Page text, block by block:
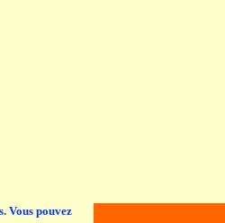
Vous pouvez